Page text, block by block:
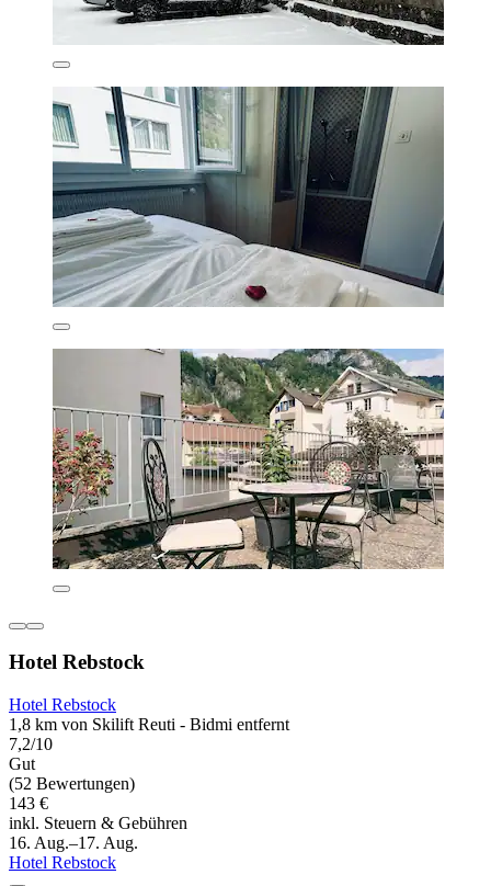
Hotel Rebstock
Hotel Rebstock
1,8 km von Skilift Reuti - Bidmi entfernt
7,2/10
Gut
(52 Bewertungen)
143 €
inkl. Steuern & Gebühren
16. Aug.–17. Aug.
Hotel Rebstock